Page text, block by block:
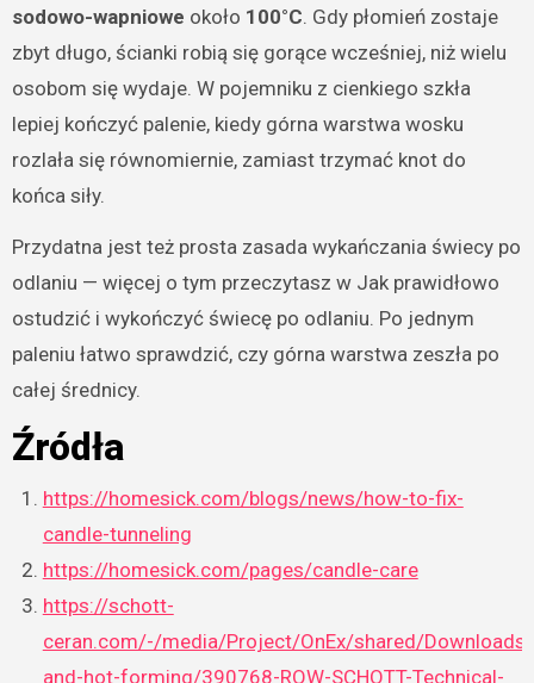
sodowo-wapniowe około 100°C. Gdy płomień zostaje
zbyt długo, ścianki robią się gorące wcześniej, niż wielu
osobom się wydaje. W pojemniku z cienkiego szkła
lepiej kończyć palenie, kiedy górna warstwa wosku
rozlała się równomiernie, zamiast trzymać knot do
końca siły.
Przydatna jest też prosta zasada wykańczania świecy po
odlaniu — więcej o tym przeczytasz w Jak prawidłowo
ostudzić i wykończyć świecę po odlaniu. Po jednym
paleniu łatwo sprawdzić, czy górna warstwa zeszła po
całej średnicy.
Źródła
https://homesick.com/blogs/news/how-to-fix-
candle-tunneling
https://homesick.com/pages/candle-care
https://schott-
ceran.com/-/media/Project/OnEx/shared/
and-hot-forming/390768-ROW-SCHOTT-Technical-